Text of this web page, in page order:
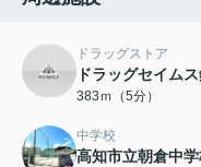
ドラッグストア
ドラッグセイム
383ｍ（5分）
中学校
高知市立朝倉中